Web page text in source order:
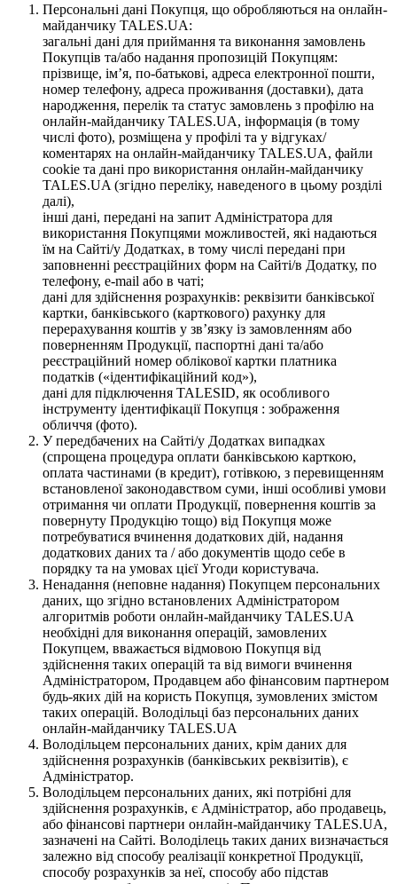
Персональні дані Покупця, що обробляються на онлайн-
майданчику TALES.UA:
загальні дані для приймання та виконання замовлень
Покупців та/або надання пропозицій Покупцям:
прізвище, ім’я, по-батькові, адреса електронної пошти,
номер телефону, адреса проживання (доставки), дата
народження, перелік та статус замовлень з профілю на
онлайн-майданчику TALES.UA, інформація (в тому
числі фото), розміщена у профілі та у відгуках/
коментарях на онлайн-майданчику TALES.UA, файли
cookie та дані про використання онлайн-майданчику
TALES.UA (згідно переліку, наведеного в цьому розділі
далі),
інші дані, передані на запит Адміністратора для
використання Покупцями можливостей, які надаються
їм на Сайті/у Додатках, в тому числі передані при
заповненні реєстраційних форм на Сайті/в Додатку, по
телефону, e-mail або в чаті;
дані для здійснення розрахунків: реквізити банківської
картки, банківського (карткового) рахунку для
перерахування коштів у зв’язку із замовленням або
поверненням Продукції, паспортні дані та/або
реєстраційний номер облікової картки платника
податків («ідентифікаційний код»),
дані для підключення TALESID, як особливого
інструменту ідентифікації Покупця : зображення
обличчя (фото).
У передбачених на Сайті/у Додатках випадках
(спрощена процедура оплати банківською карткою,
оплата частинами (в кредит), готівкою, з перевищенням
встановленої законодавством суми, інші особливі умови
отримання чи оплати Продукції, повернення коштів за
повернуту Продукцію тощо) від Покупця може
потребуватися вчинення додаткових дій, надання
додаткових даних та / або документів щодо себе в
порядку та на умовах цієї Угоди користувача.
Ненадання (неповне надання) Покупцем персональних
даних, що згідно встановлених Адміністратором
алгоритмів роботи онлайн-майданчику TALES.UA
необхідні для виконання операцій, замовлених
Покупцем, вважається відмовою Покупця від
здійснення таких операцій та від вимоги вчинення
Адміністратором, Продавцем або фінансовим партнером
будь-яких дій на користь Покупця, зумовлених змістом
таких операцій. Володільці баз персональних даних
онлайн-майданчику TALES.UA
Володільцем персональних даних, крім даних для
здійснення розрахунків (банківських реквізитів), є
Адміністратор.
Володільцем персональних даних, які потрібні для
здійснення розрахунків, є Адміністратор, або продавець,
або фінансові партнери онлайн-майданчику TALES.UA,
зазначені на Сайті. Володілець таких даних визначається
залежно від способу реалізації конкретної Продукції,
способу розрахунків за неї, способу або підстав